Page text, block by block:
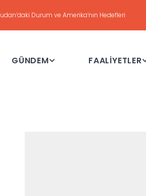
Durum ve Amerika’nın Hedefleri
GÜNDEM FAALİYETLER